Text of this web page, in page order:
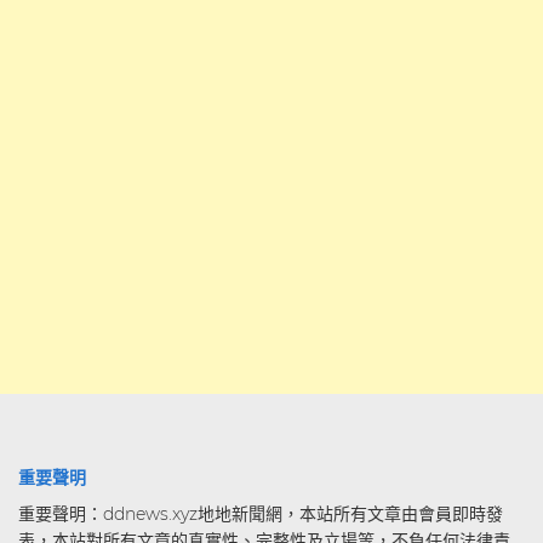
重要聲明
重要聲明：ddnews.xyz地地新聞網，本站所有文章由會員即時發